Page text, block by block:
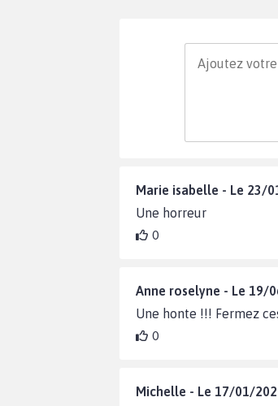
Marie isabelle - Le 23/
Une horreur
0
Anne roselyne - Le 19/
Une honte !!! Fermez
0
Michelle - Le 17/01/